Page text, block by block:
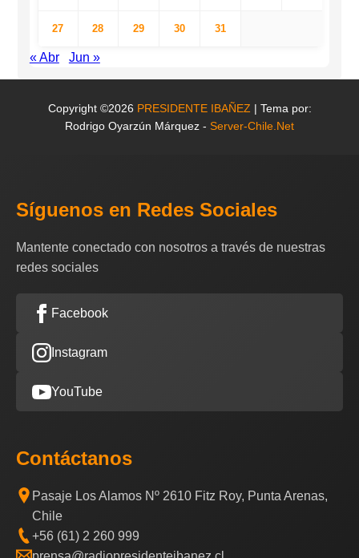
27 28 29 30 31
« Abr Jun »
Copyright ©2026 PRESIDENTE IBAÑEZ | Tema por:
Rodrigo Oyarzún Márquez - Server-Chile.Net
Síguenos en Redes Sociales
Mantente conectado con nosotros a través de nuestras
redes sociales
Facebook
Instagram
YouTube
Contáctanos
Pasaje Los Alamos Nº 2610 Fitz Roy, Punta Arenas,
Chile
+56 (61) 2 260 999